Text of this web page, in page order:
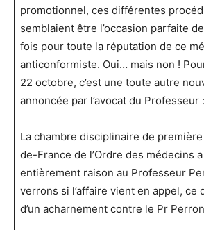
promotionnel, ces différentes
semblaient être l’occasion parfaite
fois pour toute la réputation de ce
anticonformiste. Oui… mais non !
22 octobre, c’est une toute autre
annoncée par l’avocat du Professeur :
La chambre disciplinaire de première
de-France de l’Ordre des médecins
entièrement raison au Professeur
verrons si l’affaire vient en appel, ce
d’un acharnement contre le Pr